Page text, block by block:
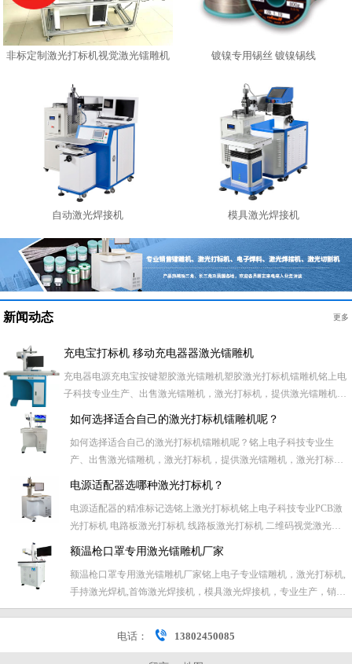
非标定制激光打标机视觉激光镭雕机 镀镍专用锡丝 镀镍锡线
自动激光焊接机 模具激光焊接机
新闻动态 更多
充电宝打标机 移动充电器器激光镭雕机
充电器电源充电宝按键塑胶激光镭雕机塑胶激光打标机镭雕机铭上电
子科技专业生产、出售激光镭雕机，激光打标机，提供激光镭雕机，
服务。主要针对各类礼品、电子产品、电子元器件、五金件等激光打
标、刻字加工业务。专业激光加工， 对五金类、塑胶类、喷...
如何选择适合自己的激光打标机镭雕机呢？
如何选择适合自己的激光打标机镭雕机呢？铭上电子科技专业生
产、出售激光镭雕机，激光打标机，提供激光镭雕机，激光打标机
要针对各类礼品、电子产品、电子元器件、五金件等激光打标、刻
字加工业务。专业激光加工， 对五金类、塑胶类、喷漆电镀产品等
表面...
电源适配器选哪种激光打标机？
电源适配器的精准标记选铭上激光打标机铭上电子科技专业PCB激
光打标机 电路板激光打标机 线路板激光打标机 二维码视觉激光打
打标机 铭牌视觉激光打标机 PCB激光镭雕机 电路板激光打标机 线
路板激光打标机 二维码视觉激光打标机 PC...
额温枪口罩专用激光镭雕机厂家
额温枪口罩专用激光镭雕机厂家铭上电子专业镭雕机，激光打标机,
手持激光焊机,首饰激光焊接机，模具激光焊接机，专业生产，销
售，维修镭雕机、激光打标机,定制非标激光设备，自动视觉打标
手持式激光焊接机、台式激光焊接机、自动激光焊接机等激光焊接
电话： 13802450085